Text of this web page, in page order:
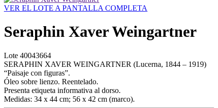
VER EL LOTE A PANTALLA COMPLETA
Seraphin Xaver Weingartner
Lote 40043664
SERAPHIN XAVER WEINGARTNER (Lucerna, 1844 – 1919)
“Paisaje con figuras”.
Óleo sobre lienzo. Reentelado.
Presenta etiqueta informativa al dorso.
Medidas: 34 x 44 cm; 56 x 42 cm (marco).